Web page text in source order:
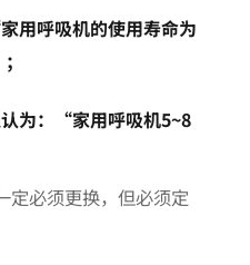
用呼吸机的使用寿命为
为：“家用呼吸机5~8
定必须更换，但必须定